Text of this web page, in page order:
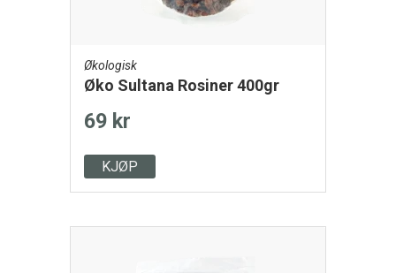
Økologisk
Øko Sultana Rosiner 400gr
69 kr
KJØP